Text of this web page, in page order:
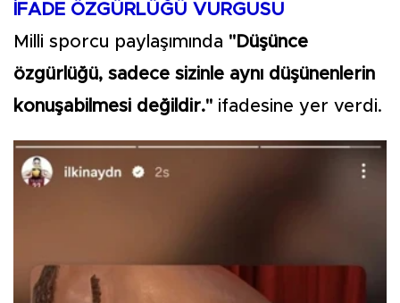
İFADE ÖZGÜRLÜĞÜ VURGUSU
Milli sporcu paylaşımında "Düşünce
özgürlüğü, sadece sizinle aynı düşünenlerin
konuşabilmesi değildir." ifadesine yer verdi.